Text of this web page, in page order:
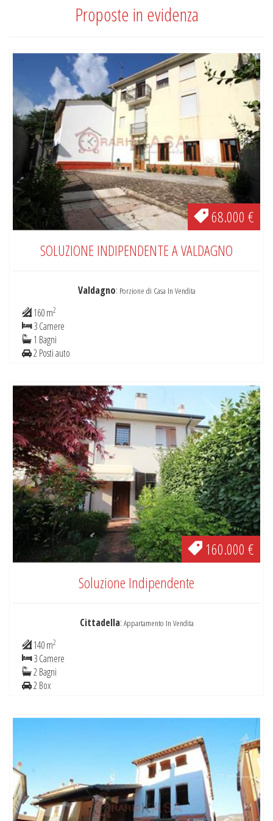
Proposte in evidenza
68.000 €
SOLUZIONE INDIPENDENTE A VALDAGNO
Valdagno: Porzione di Casa In Vendita
160 m2
3 Camere
1 Bagni
2 Posti auto
160.000 €
Soluzione Indipendente
Cittadella: Appartamento In Vendita
140 m2
3 Camere
2 Bagni
2 Box